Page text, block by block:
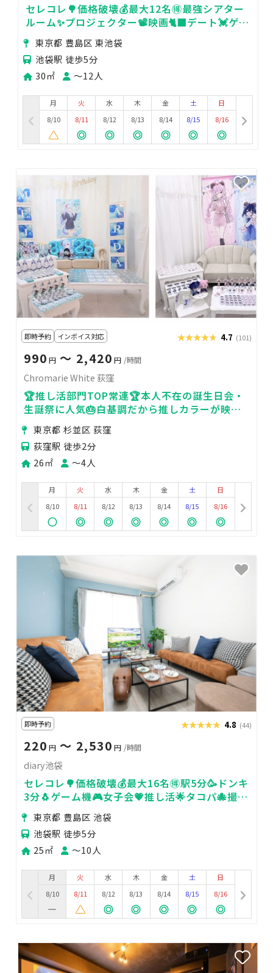
セレコレ🌳価格破壊💰最大12名🉐最強シアター
ルーム✨プロジェクター📽️映画🐈‍⬛デート💓ゲー
ム🎮女子会💗推し活🌟24H🏪bonny池袋
東京都 豊島区 東池袋
池袋駅 徒歩5分
30㎡
〜12人
月
8/10
火
8/11
水
8/12
木
8/13
金
8/14
土
8/15
日
8/16
即時予約 インボイス対応 ★★★★★
★★★★★ 4.7 (101)
990 円 〜 2,420 円 /時間
Chromarie White 荻窪
🏆推し活部門TOP常連🏆本人不在の誕生日会・
生誕祭に人気🎂白基調だから推しカラーが映え
る✨駅🏃1分
東京都 杉並区 荻窪
荻窪駅 徒歩2分
26㎡
〜4人
月
8/10
火
8/11
水
8/12
木
8/13
金
8/14
土
8/15
日
8/16
即時予約 ★★★★★
★★★★★ 4.8 (44)
220 円 〜 2,530 円 /時間
diary池袋
セレコレ🌳価格破壊💰最大16名🉐駅5分🥳ドンキ
3分🐧ゲーム機🎮女子会💗推し活🌟タコパ🐙撮影
📷パーティ🥂diary池袋
東京都 豊島区 池袋
池袋駅 徒歩5分
25㎡
〜10人
月
8/10
火
8/11
水
8/12
木
8/13
金
8/14
土
8/15
日
8/16